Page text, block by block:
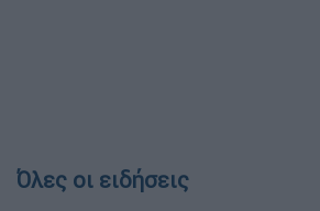
Όλες οι ειδήσεις